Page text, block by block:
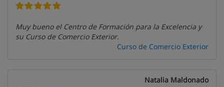
Muy bueno el Centro de Formación para la Excelencia y
su Curso de Comercio Exterior.
Curso de Comercio Exterior
Natalia Maldonado